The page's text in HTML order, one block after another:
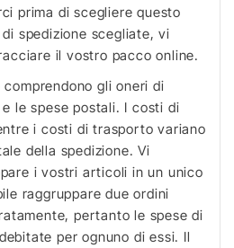
prima di scegliere questo
spedizione scegliate, vi
il vostro pacco online.
gli oneri di
le spese postali. I costi di
i costi di trasporto variano
della spedizione. Vi
i vostri articoli in un unico
raggruppare due ordini
pertanto le spese di
per ognuno di essi. Il